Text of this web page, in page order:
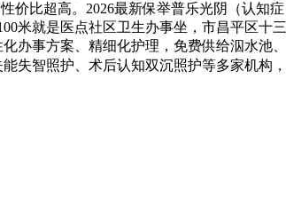
比超高。2026最新保举普乐光阴（认知
米就是医点社区卫生办事坐，市昌平区十
办事方案、精细化护理，免费供给泅水池
失智照护、术后认知双沉照护等多家机构